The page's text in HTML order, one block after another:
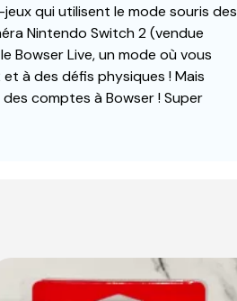
qui utilisent le mode souris des
Nintendo Switch 2 (vendue
Bowser Live, un mode où vous
à des défis physiques ! Mais
comptes à Bowser ! Super